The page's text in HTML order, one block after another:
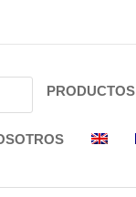
PRODUCTOS